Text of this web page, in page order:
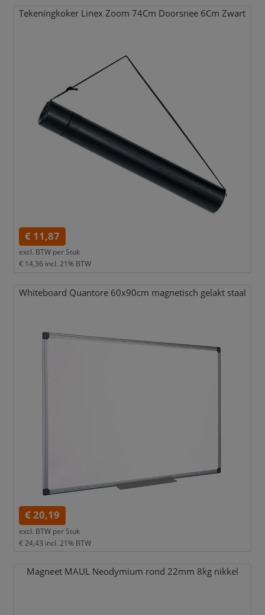
Tekeningkoker Linex Zoom 74Cm Doorsnee 6Cm Zwart
€ 11,87
excl. BTW per Stuk
€ 14,36 incl. 21% BTW
Whiteboard Quantore 60x90cm magnetisch gelakt staal
€ 20,19
excl. BTW per Stuk
€ 24,43 incl. 21% BTW
Magneet MAUL Neodymium rond 22mm 8kg nikkel